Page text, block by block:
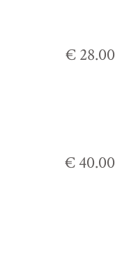
€ 28.00
€ 40.00